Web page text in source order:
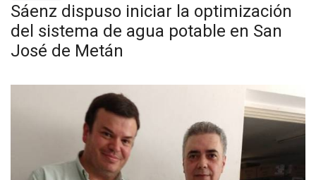
Sáenz dispuso iniciar la optimización
del sistema de agua potable en San
José de Metán